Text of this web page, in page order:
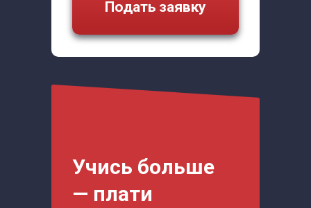
Подать заявку
Учись больше
— плати